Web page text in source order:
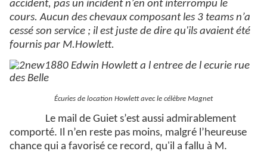
accident, pas un incident n’en ont interrompu le
cours. Aucun des chevaux composant les 3 teams n’a
cessé son service ; il est juste de dire qu'ils avaient été
fournis par M.Howlett.
Écuries de location Howlett avec le célèbre Magnet
Le mail de Guiet s’est aussi admirablement
comporté. Il n’en reste pas moins, malgré l’heureuse
chance qui a favorisé ce record, qu'il a fallu à M.